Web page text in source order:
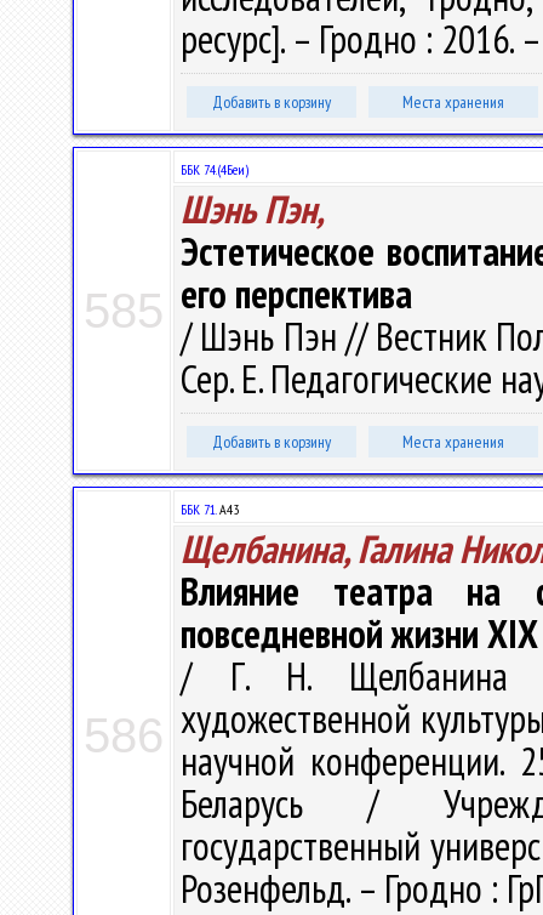
ресурс]. – Гродно : 2016.
Добавить в корзину Места хранения
585
ББК 74.(4Беи)
Шэнь Пэн,
Эстетическое
его перспектива
/ Шэнь Пэн // Вестник
Сер. E. Педагогические
Добавить в корзину Места хранения
586
ББК 71.А43
Щелбанина, Галина
Влияние театра на
повседневной жизни
/ Г. Н. Щелбанина //
художественной
научной конференции.
Беларусь /
государственный
Розенфельд. – Гродно :